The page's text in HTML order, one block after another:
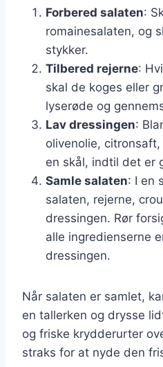
Forbered salaten:
romainesalaten, og
stykker.
Tilbered rejerne:
skal de koges eller
lyserøde og
Lav dressingen:
olivenolie,
en skål, indtil det er
Samle salaten: I en
salaten, rejerne,
dressingen. Rør
alle ingredienserne
dressingen.
Når salaten er samlet,
en tallerken og drysse
og friske krydderurter
straks for at nyde den